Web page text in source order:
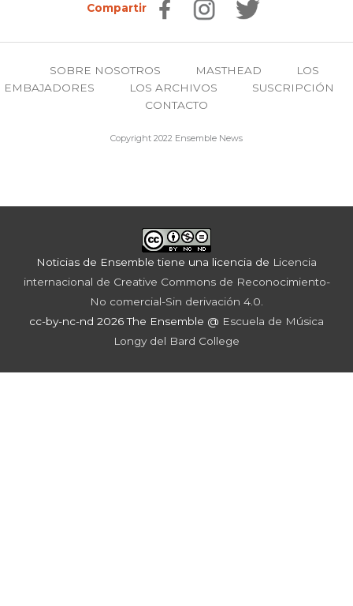
Compartir
SOBRE NOSOTROS MASTHEAD
LOS
EMBAJADORES
LOS ARCHIVOS
SUSCRIPCIÓN
CONTACTO
Copyright 2022 Ensemble News
Noticias de Ensemble tiene una licencia de Licencia
internacional de Creative Commons de Reconocimiento-
No comercial-Sin derivación 4.0
cc-by-nc-nd 2026 The Ensemble @ Escuela de Música
Longy del Bard College